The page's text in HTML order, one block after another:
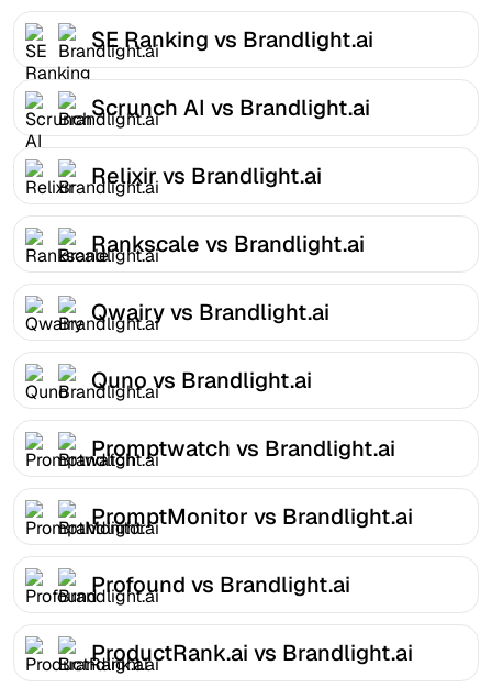
SE Ranking vs Brandlight.ai
Scrunch AI vs Brandlight.ai
Relixir vs Brandlight.ai
Rankscale vs Brandlight.ai
Qwairy vs Brandlight.ai
Quno vs Brandlight.ai
Promptwatch vs Brandlight.ai
PromptMonitor vs Brandlight.ai
Profound vs Brandlight.ai
ProductRank.ai vs Brandlight.ai